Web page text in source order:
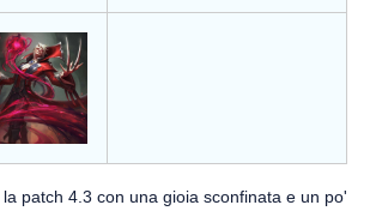
patch 4.3 con una gioia sconfinata e un po'